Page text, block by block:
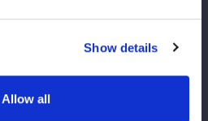
Show details
Allow all
相手にデビューを果たす。26年
・オブ・スターダム」を優勝し、フ